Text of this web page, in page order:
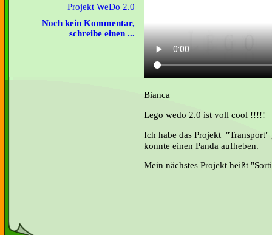
Projekt WeDo 2.0
Noch kein Kommentar,
schreibe einen ...
Bianca
Lego wedo 2.0 ist voll cool !!!!!
Ich habe das Projekt "Transport"
konnte einen Panda aufheben.
Mein nächstes Projekt heißt